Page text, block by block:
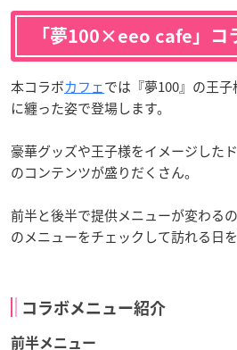
「夢100×eeo cafe」コ
本コラボカフェでは『夢100』の王
に纏った姿で登場します。
豪華グッズや王子様をイメージした
のコンテンツが盛りだくさん。
前半と後半で提供メニューが変わる
のメニューをチェックして訪れる日
コラボメニュー紹介
前半メニュー